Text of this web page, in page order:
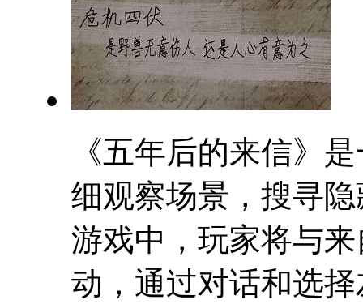
《五年后的来信》
细观察场景，搜寻
游戏中，玩家将与
动，通过对话和选